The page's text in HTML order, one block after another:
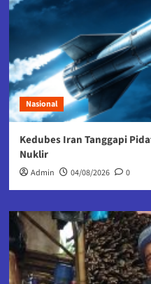
Nasional
Kedubes Iran Tanggapi
Nuklir
Admin 04/08/2026 0